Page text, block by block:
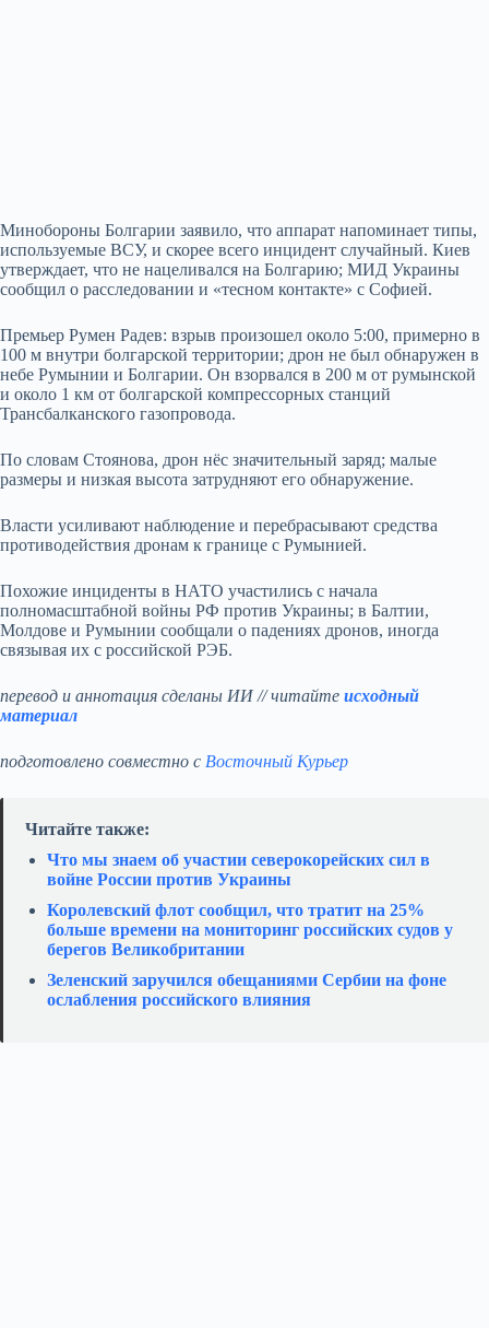
Минобороны Болгарии заявило, что аппарат напоминает типы,
используемые ВСУ, и скорее всего инцидент случайный. Киев
утверждает, что не нацеливался на Болгарию; МИД Украины
сообщил о расследовании и «тесном контакте» с Софией.
Премьер Румен Радев: взрыв произошел около 5:00, примерно в
100 м внутри болгарской территории; дрон не был обнаружен в
небе Румынии и Болгарии. Он взорвался в 200 м от румынской
и около 1 км от болгарской компрессорных станций
Трансбалканского газопровода.
По словам Стоянова, дрон нёс значительный заряд; малые
размеры и низкая высота затрудняют его обнаружение.
Власти усиливают наблюдение и перебрасывают средства
противодействия дронам к границе с Румынией.
Похожие инциденты в НАТО участились с начала
полномасштабной войны РФ против Украины; в Балтии,
Молдове и Румынии сообщали о падениях дронов, иногда
связывая их с российской РЭБ.
перевод и аннотация сделаны ИИ // читайте исходный
материал
подготовлено совместно с Восточный Курьер
Читайте также:
Что мы знаем об участии северокорейских сил в
войне России против Украины
Королевский флот сообщил, что тратит на 25%
больше времени на мониторинг российских судов у
берегов Великобритании
Зеленский заручился обещаниями Сербии на фоне
ослабления российского влияния